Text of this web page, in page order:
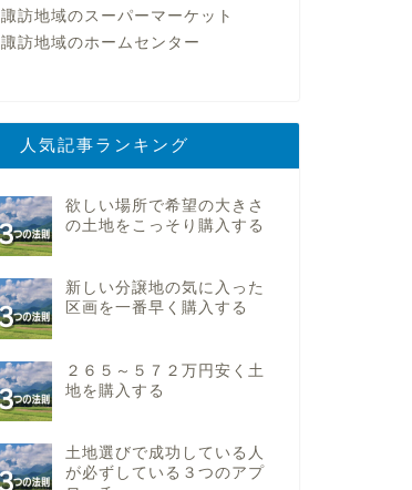
諏訪地域のスーパーマーケット
諏訪地域のホームセンター
人気記事ランキング
欲しい場所で希望の大きさ
の土地をこっそり購入する
新しい分譲地の気に入った
区画を一番早く購入する
２６５～５７２万円安く土
地を購入する
土地選びで成功している人
が必ずしている３つのアプ